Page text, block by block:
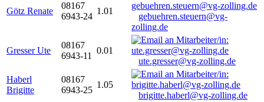
Götz Renate
08167
6943-24
1.01
gebuehren.steuern@vg-
zolling.de
Gresser Ute
08167
6943-11
0.01
ute.gresser@vg-zolling.de
Haberl
Brigitte
08167
6943-25
1.05
brigitte.haberl@vg-zolling.de